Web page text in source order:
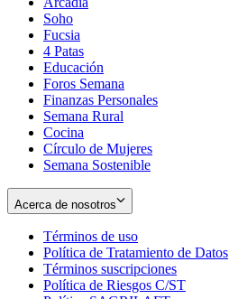
Soho
in
new
window
Fucsia
in
new
window
4 Patas
Educación
Foros Semana
Finanzas Personales
Semana Rural
Cocina
Círculo de Mujeres
Semana Sostenible
Acerca de nosotros
Términos de uso
in
new
window
Política de Tratamiento de Datos
Términos suscripciones
in
Política de Riesgos C/ST